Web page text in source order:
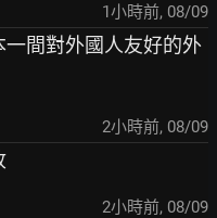
1小時前, 08/09
一間對外國人友好的外
2小時前, 08/09
2小時前, 08/09